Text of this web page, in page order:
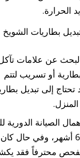
الحرارة.
بطاريات الشويخ
عن علامات
أو تسريب لتتم
تحتاج إلى تبديل
الصيانة الدورية
كل مدة تبلغ 6 أشهر، وفي حال
محترفاً فقد